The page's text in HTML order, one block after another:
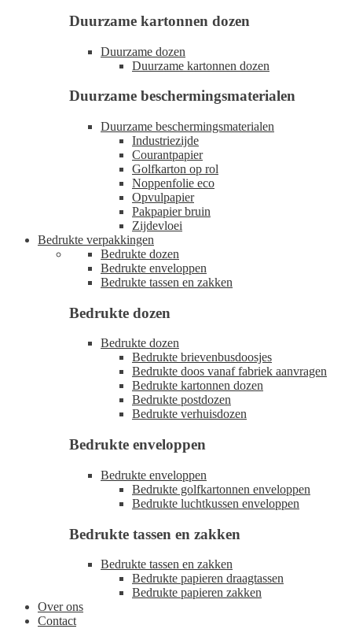
Duurzame kartonnen dozen
Duurzame dozen
Duurzame kartonnen dozen
Duurzame beschermingsmaterialen
Duurzame beschermingsmaterialen
Industriezijde
Courantpapier
Golfkarton op rol
Noppenfolie eco
Opvulpapier
Pakpapier bruin
Zijdevloei
Bedrukte verpakkingen
Bedrukte dozen
Bedrukte enveloppen
Bedrukte tassen en zakken
Bedrukte dozen
Bedrukte dozen
Bedrukte brievenbusdoosjes
Bedrukte doos vanaf fabriek aanvragen
Bedrukte kartonnen dozen
Bedrukte postdozen
Bedrukte verhuisdozen
Bedrukte enveloppen
Bedrukte enveloppen
Bedrukte golfkartonnen enveloppen
Bedrukte luchtkussen enveloppen
Bedrukte tassen en zakken
Bedrukte tassen en zakken
Bedrukte papieren draagtassen
Bedrukte papieren zakken
Over ons
Contact